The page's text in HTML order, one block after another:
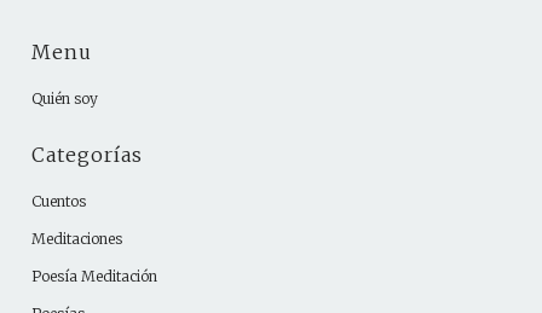
Menu
Quién soy
Categorías
Cuentos
Meditaciones
Poesía Meditación